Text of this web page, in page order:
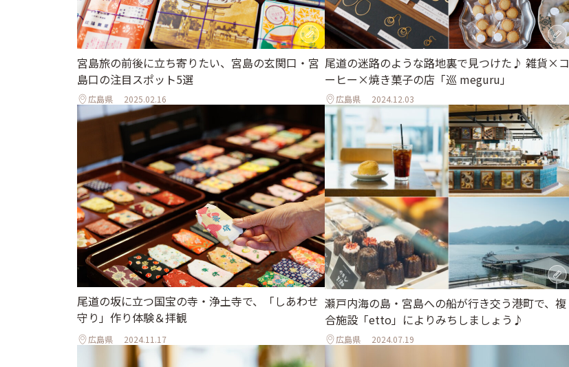
宮島旅の前後に立ち寄りたい、宮島の玄関口・宮
島口の注目スポット5選
広島県 2025.02.16
尾道の迷路のような路地裏で見つけた♪ 雑貨×コ
ーヒー×焼き菓子の店「巡 meguru」
広島県 2024.12.03
尾道の坂に立つ国宝の寺・浄土寺で、「しあわせ
守り」作り体験＆拝観
広島県 2024.11.17
瀬戸内海の島・宮島への船が行き交う港町で、複
合施設「etto」によりみちしましょう♪
広島県 2024.07.19